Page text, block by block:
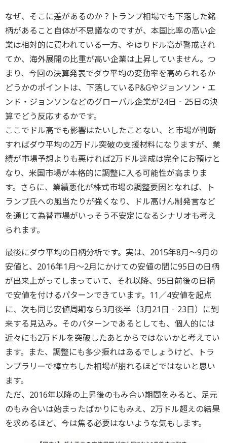
なぜ、そこに差があるのか？トランプ相場でも下落した銘
柄があること自体が不思議なのですが、本国比率の高い企
業は相対的に買われている一方、やはりドル高が警戒され
てか、海外展開の比重が高い企業は上昇していません。つ
まり、今回の決算発表でダウ平均の変動率を高められるか
どうかのポイントは、下落しているP&Gやジョンソン・エ
ンド・ジョンソンなどのグローバル企業が24日‐25日の決
算でどう反応するかです。
ここでドル高でも影響はたいしたことない、と市場が判断
すればダウ平均の2万ドル突破の支援材料になりますが、業
績が市場予想よりも悪ければ2万ドル達成は完全にお預けと
なり、米国市場が本格的に調整に入る可能性が高まりま
す。さらに、業績悪化が株式市場の調整要因となれば、ト
ランプ氏への風当たりが強くなり、ドル高けん制発言など
を通じて為替市場がいっそう不安定になるシナリオも考え
られます。
最後にダウ平均の日柄分析です。実は、2015年8月～9月の
安値と、2016年1月～2月にかけての安値の間に95日の日柄
が出来上がってしまっていて、それ以降、95日前後の日柄
で安値を付けるパターンできています。11／4安値を起点
に、次も同じ安値周期なら3月後半（3月21日‐23日）に到
来する見込み。そのパターンであるとしても、個人的には
近々にも2万ドルを突破したあとからではないかと考えてい
ます。また、調整にも多少振れはあるでしょうけど、トラ
ンプラリーで棒立ちした相場が崩れるほどではないと思い
ます。
ただ、2016年以降の上昇後のもみ合い期間をみると、足元
のもみ合いは始まったばかりにもみえ、2万ドル超えの結果
を求めるほど、今は焦る必要はないような気もします。